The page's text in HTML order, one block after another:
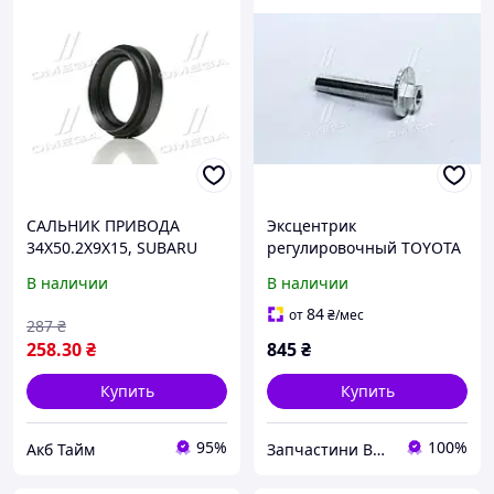
САЛЬНИК ПРИВОДА
34X50.2X9X15, SUBARU
36500915L UA58
В наличии
258.30₴
287 ₴
Купить
Акб Тайм 95%
Эксцентрик
регулировочный TOYOTA
во FEBEST) 0132-005 UA51
В наличии
от84₴/мес
845₴
Купить
Запчастини ВСІМ 100%